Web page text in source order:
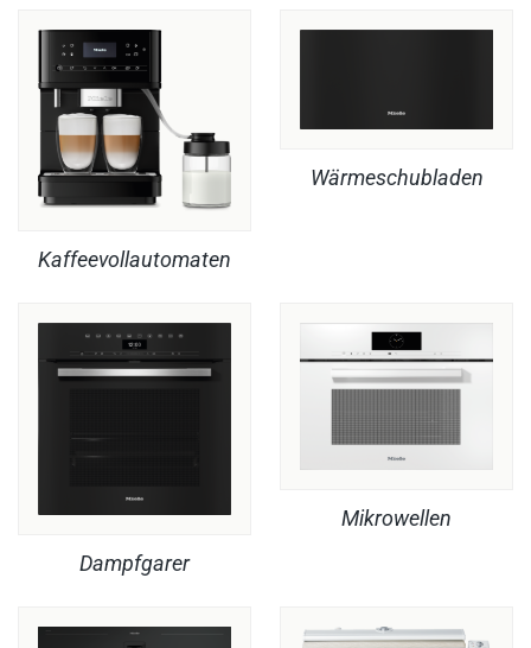
Kaffeevollautomaten
Wärmeschubladen
Dampfgarer
Mikrowellen